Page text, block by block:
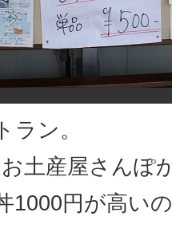
ラン。
土産屋さんぽ
1000円が高い